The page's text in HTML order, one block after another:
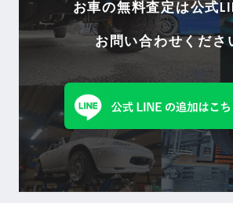
お車の無料査定は公式
お問い合わせくださ